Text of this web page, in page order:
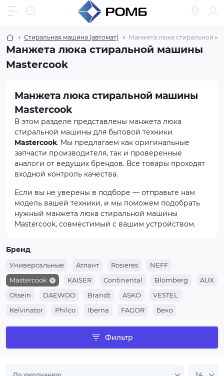
Стиральная машина (автомат) Манжета люка стиральной
Манжета люка стиральной машины
Mastercook
Манжета люка стиральной машины
Mastercook
В этом разделе представлены манжета люка
стиральной машины для бытовой техники
Mastercook. Мы предлагаем как оригинальные
запчасти производителя, так и проверенные
аналоги от ведущих брендов. Все товары проходят
входной контроль качества.
Если вы не уверены в подборе — отправьте нам
модель вашей техники, и мы поможем подобрать
нужный манжета люка стиральной машины
Mastercook, совместимый с вашим устройством.
Бренд
Универсальные Атлант Rosieres
NEFF
Mastercook
KAISER Continental Blomberg
AUX
Otsein
DAEWOO Brandt ASKO
VESTEL
Kelvinator
Philco Iberna FAGOR
Беко
ZEROWATT
Weissgauff Vyatka Korting
HOOVER
IGNIS Midea
Фильтр